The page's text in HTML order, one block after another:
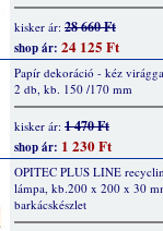
kisker ár: 28 660 Ft
shop ár: 24 125 Ft
Papír dekoráció - kéz
2 db, kb. 150 /170 mm
kisker ár: 1 470 Ft
shop ár: 1 230 Ft
OPITEC PLUS LINE
lámpa, kb.200 x 200 x 30
barkácskészlet